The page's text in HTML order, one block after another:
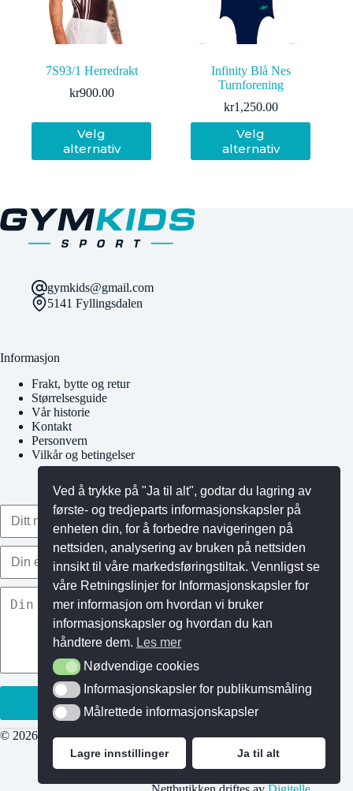
7S93/1 Herredrakt
kr900.00
Velg
alternativ
Dette
produktet
har
kan
velges
på
Infinity Blå Nes
Turnforening
kr1,250.00
Velg
alternativ
Dette
produktet
har
gymkids@gmail.com
5141 Fyllingsdalen
Informasjon
Frakt, bytte og retur
Størrelsesguide
Vår historie
Kontakt
Personvern
Vilkår og betingelser
© 2026 Gymkids AS - Org.nr.: 921 986 157
Ved å trykke på "Ja til alt", godtar du lagring av
første- og tredjeparts informasjonskapsler på
enheten din, for å forbedre navigeringen på
nettsiden, analysering av bruken på nettsiden
innsikt til våre markedsføringstiltak. Vennligst se
våre Retningslinjer for Informasjonskapsler for
mer informasjon om hvordan vi bruker
informasjonskapsler og hvordan du kan
håndtere dem. Les mer
Nødvendige cookies
Nødvendige cookies
Informasjonskapsler for publikumsmåling
Informasjonskapsler for publikumsmåling
Målrettede informasjonskapsler
Målrettede informasjonskapsler
Lagre innstillinger Ja til alt